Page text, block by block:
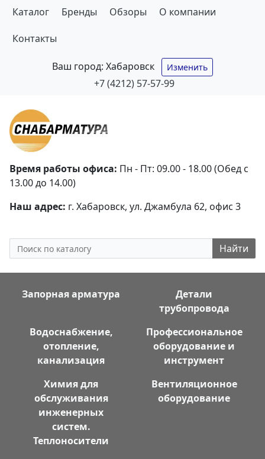
Каталог Бренды Обзоры О компании
Контакты
Ваш город: Хабаровск Изменить
+7 (4212) 57-57-99
Время работы офиса: Пн - Пт: 09.00 - 18.00 (Обед с
13.00 до 14.00)
Наш адрес: г. Хабаровск, ул. Джамбула 62, офис 3
Найти
Запорная арматура
Детали
трубопровода
Водоснабжение,
отопление,
канализация
Профессиональное
оборудование и
инструмент
Химия для
обслуживания
инженерных
систем.
Теплоносители
Вентиляционное
оборудование